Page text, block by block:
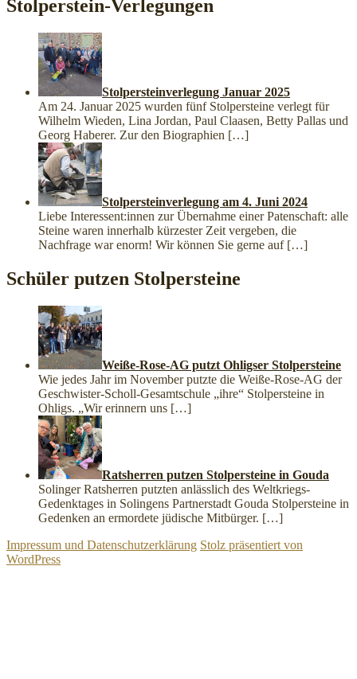
Stolperstein-Verlegungen
Stolpersteinverlegung Januar 2025
Am 24. Januar 2025 wurden fünf Stolpersteine verlegt für
Wilhelm Wieden, Lina Jordan, Paul Claasen, Betty Pallas und
Georg Haberer. Zur den Biographien […]
Stolpersteinverlegung am 4. Juni 2024
Liebe Interessent:innen zur Übernahme einer Patenschaft: alle
Steine waren innerhalb kürzester Zeit vergeben, die
Nachfrage war enorm! Wir können Sie gerne auf […]
Schüler putzen Stolpersteine
Weiße-Rose-AG putzt Ohligser Stolpersteine
Wie jedes Jahr im November putzte die Weiße-Rose-AG der
Geschwister-Scholl-Gesamtschule „ihre“ Stolpersteine in
Ohligs. „Wir erinnern uns […]
Ratsherren putzen Stolpersteine in Gouda
Solinger Ratsherren putzten anlässlich des Weltkriegs-
Gedenktages in Solingens Partnerstadt Gouda Stolpersteine in
Gedenken an ermordete jüdische Mitbürger. […]
Impressum und Datenschutzerklärung Stolz präsentiert von
WordPress